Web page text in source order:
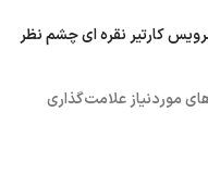
کارتیر نقره ای چشم نظر
موردنیاز علامت‌گذاری